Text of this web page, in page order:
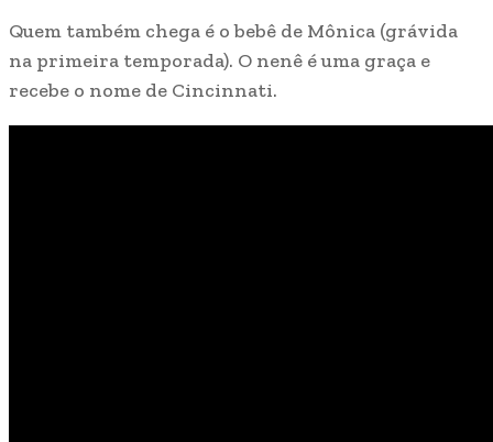
Quem também chega é o bebê de Mônica (grávida
na primeira temporada). O nenê é uma graça e
recebe o nome de Cincinnati.